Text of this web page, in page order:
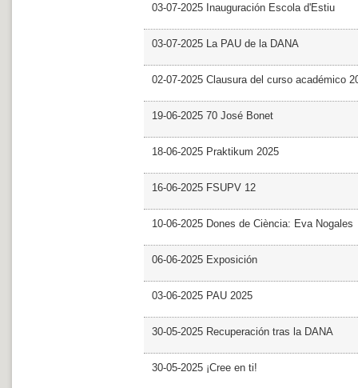
03-07-2025 Inauguración Escola d'Estiu
03-07-2025 La PAU de la DANA
02-07-2025 Clausura del curso académico
19-06-2025 70 José Bonet
18-06-2025 Praktikum 2025
16-06-2025 FSUPV 12
10-06-2025 Dones de Ciència: Eva Nogales
06-06-2025 Exposición
03-06-2025 PAU 2025
30-05-2025 Recuperación tras la DANA
30-05-2025 ¡Cree en ti!